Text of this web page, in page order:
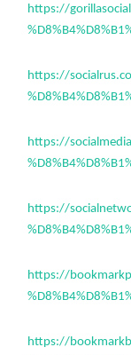
https://
https://
https://
https://
https://
https://